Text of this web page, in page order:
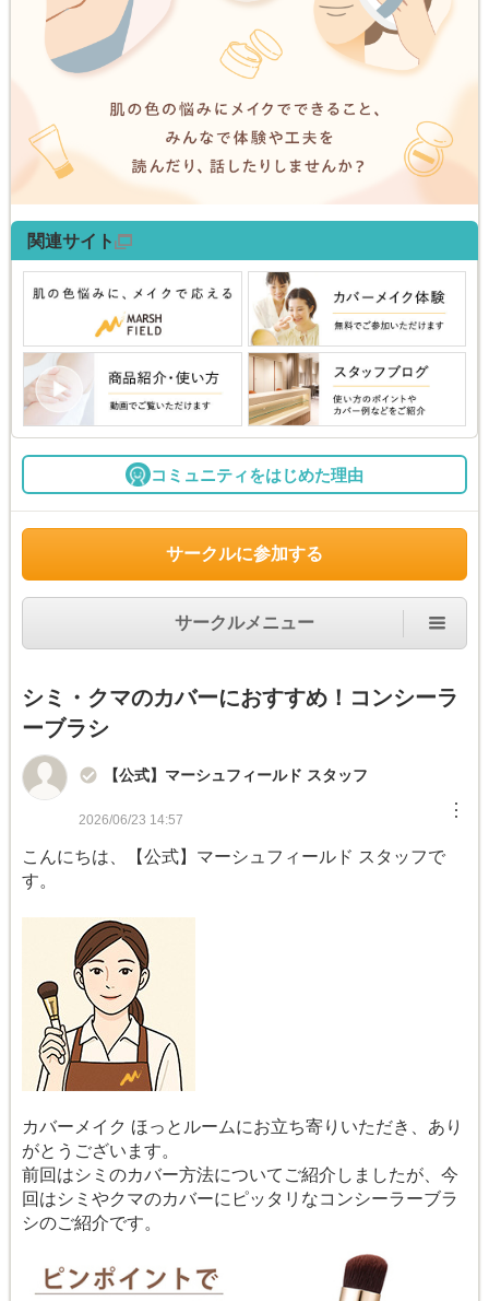
関連サイト
コミュニティをはじめた理由
サークルに参加する
サークルメニュー
シミ・クマのカバーにおすすめ！コンシーラ
ーブラシ
【公式】マーシュフィールド スタッフ
2026/06/23 14:57 ︙
こんにちは、【公式】マーシュフィールド スタッフで
す。
カバーメイク ほっとルームにお立ち寄りいただき、あり
がとうございます。
前回はシミのカバー方法についてご紹介しましたが、今
回はシミやクマのカバーにピッタリなコンシーラーブラ
シのご紹介です。